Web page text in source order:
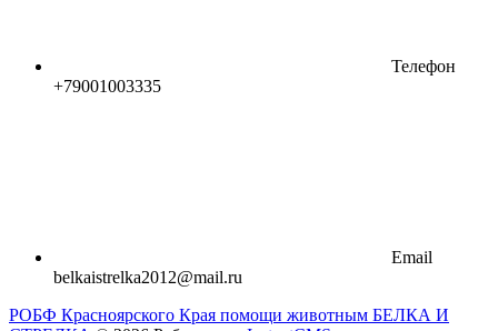
Телефон
+79001003335
Email
belkaistrelka2012@mail.ru
РОБФ Красноярского Края помощи животным БЕЛКА И